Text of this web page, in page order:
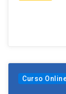
Curso